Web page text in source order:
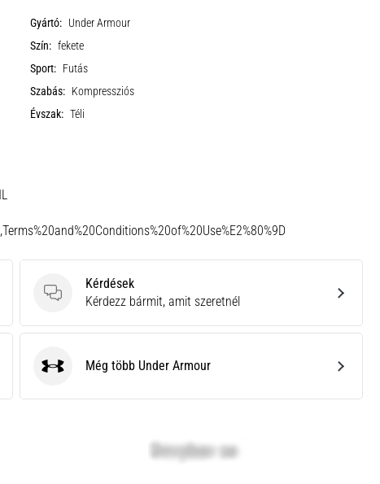
Gyártó: Under Armour
Szín: fekete
Sport: Futás
Szabás: Kompressziós
Évszak: Téli
Kérdések
Kérdések
Kérdezz bármit, amit szeretnél
Under ArmourMég több Under Armour